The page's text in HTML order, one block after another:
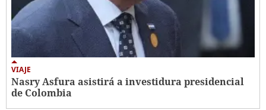
VIAJE
Nasry Asfura asistirá a investidura presidencial
de Colombia